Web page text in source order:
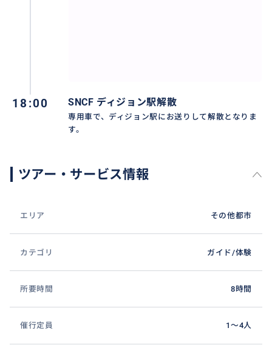
18:00 SNCF ディジョン駅解散
専用車で、ディジョン駅にお送りして解散となりま
す。
ツアー・サービス情報
エリア その他都市
カテゴリ ガイド/体験
所要時間 8時間
催行定員 1〜4人